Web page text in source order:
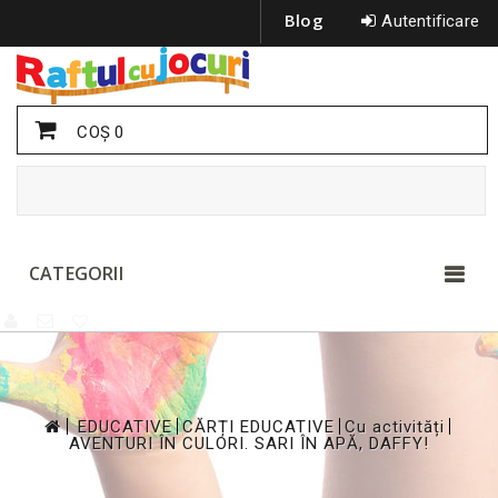
Autentificare
Blog
COŞ0
CATEGORII
>
EDUCATIVE
>
CĂRȚI EDUCATIVE Cu activități
AVENTURI ÎN CULORI. SARI ÎN APĂ, DAFFY!